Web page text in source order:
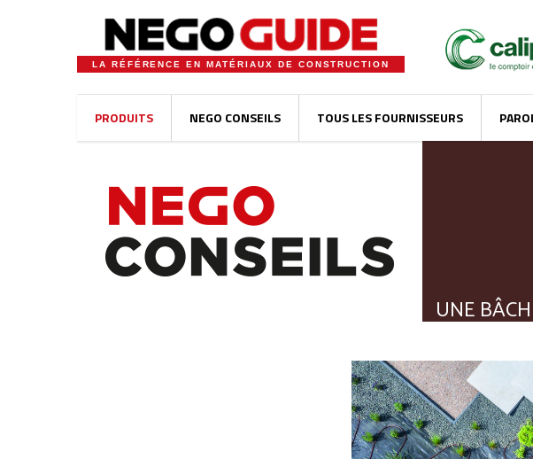
LA RÉFÉRENCE EN MATÉRIAUX DE CONSTRUCTION
PRODUITS NEGO CONSEILS TOUS LES FOURNISSEURS
UNE